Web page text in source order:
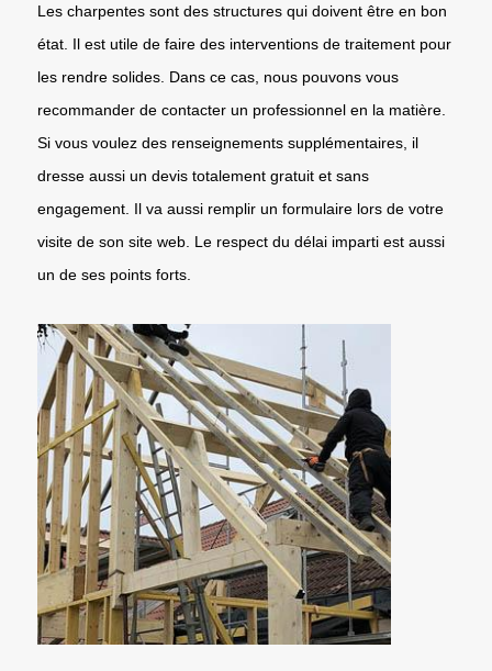
Les charpentes sont des structures qui doivent être en bon
état. Il est utile de faire des interventions de traitement pour
les rendre solides. Dans ce cas, nous pouvons vous
recommander de contacter un professionnel en la matière.
Si vous voulez des renseignements supplémentaires, il
dresse aussi un devis totalement gratuit et sans
engagement. Il va aussi remplir un formulaire lors de votre
visite de son site web. Le respect du délai imparti est aussi
un de ses points forts.